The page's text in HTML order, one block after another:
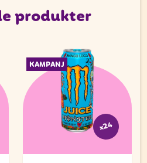
produkter
KAMPANJ
x24